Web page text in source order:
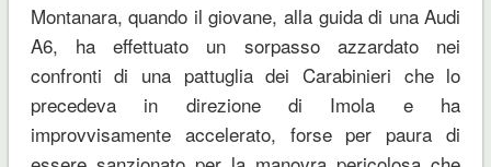
Montanara, quando il giovane, alla guida di una Audi
A6, ha effettuato un sorpasso azzardato nei
confronti di una pattuglia dei Carabinieri che lo
precedeva in direzione di Imola e ha
improvvisamente accelerato, forse per paura di